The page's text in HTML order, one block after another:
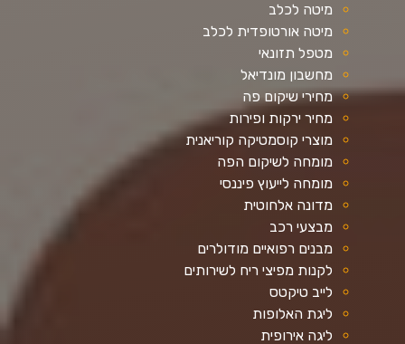
מיטה לכלב
מיטה אורטופדית לכלב
מטפל תזונאי
מחשבון מונדיאל
מחירי שיקום פה
מחיר ירקות ופירות
מוצרי קוסמטיקה קוריאנית
מומחה לשיקום הפה
מומחה לייעוץ פיננסי
מדונה אלחוטית
מבצעי רכב
מבנים רפואיים מודולרים
לקנות מפיצי ריח לשירותים
לייב טיקטס
ליגת האלופות
ליגה אירופית